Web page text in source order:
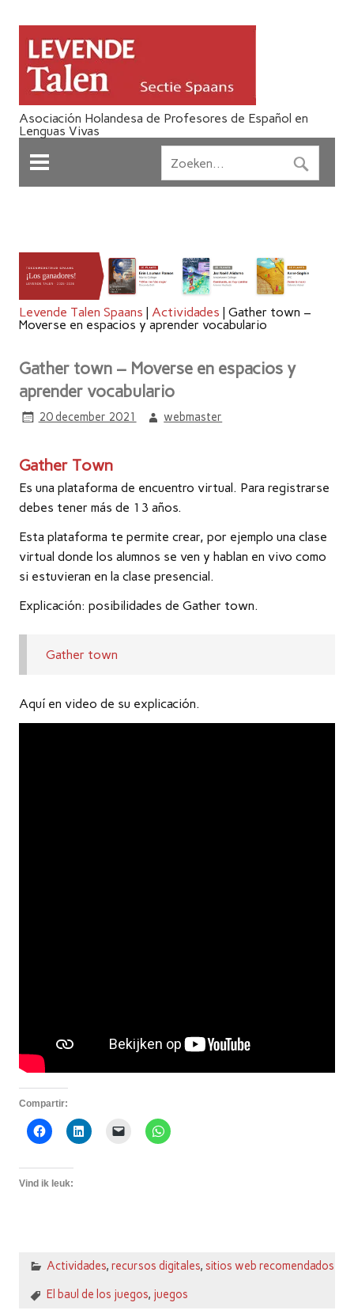
Asociación Holandesa de Profesores de Español en
Lenguas Vivas
Levende Talen Spaans | Actividades | Gather town –
Moverse en espacios y aprender vocabulario
Gather town – Moverse en espacios y
aprender vocabulario
20 december 2021 webmaster
Gather Town
Es una plataforma de encuentro virtual. Para registrarse
debes tener más de 13 años.
Esta plataforma te permite crear, por ejemplo una clase
virtual donde los alumnos se ven y hablan en vivo como
si estuvieran en la clase presencial.
Explicación: posibilidades de Gather town.
Gather town
Aquí en video de su explicación.
Compartir:
Vind ik leuk:
Actividades, recursos digitales, sitios web recomendados
El baul de los juegos, juegos